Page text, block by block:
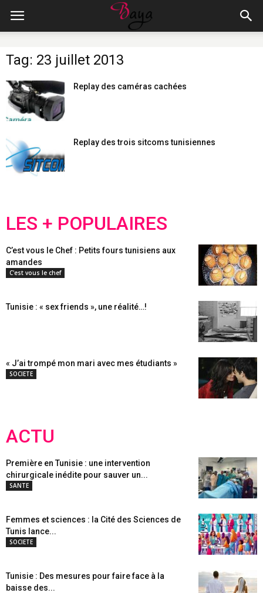
Tag: 23 juillet 2013
Replay des caméras cachées
Replay des trois sitcoms tunisiennes
LES + POPULAIRES
C’est vous le Chef : Petits fours tunisiens aux
amandes
C'est vous le chef
Tunisie : « sex friends », une réalité…!
« J’ai trompé mon mari avec mes étudiants »
SOCIETE
ACTU
Première en Tunisie : une intervention
chirurgicale inédite pour sauver un...
SANTE
Femmes et sciences : la Cité des Sciences de
Tunis lance...
SOCIETE
Tunisie : Des mesures pour faire face à la
baisse des...